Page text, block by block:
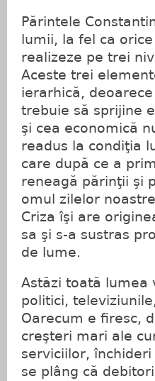
Părintele
lumii, la fel ca
realizeze pe trei
Aceste trei
ierarhică,
trebuie să sprijine
şi cea economică
readus la condiţia
care după ce a
reneagă părinţii şi
omul zilelor
Criza îşi are
sa şi s-a sustras
de lume.
Astăzi toată lumea
politici,
Oarecum e firesc,
creşteri mari ale
serviciilor,
se plâng că